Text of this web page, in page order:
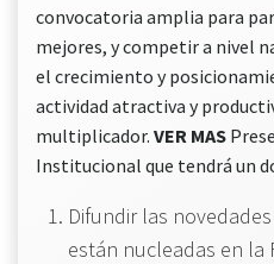
convocatoria amplia para
mejores, y competir a nivel
el crecimiento y
actividad atractiva y
multiplicador. VER MAS
Institucional que tendrá un
Difundir las
están nucleadas en la